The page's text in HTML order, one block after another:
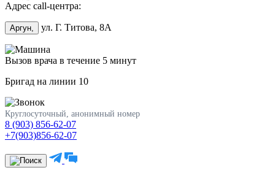
Адрес call-центра:
Аргун, ул. Г. Титова, 8А
Вызов врача в течение 5 минут
Бригад на линии 10
Круглосуточный, анонимный номер
8 (903) 856-62-07
+7(903)856-62-07